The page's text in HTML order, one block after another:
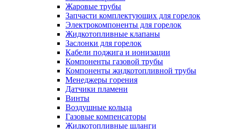
Жаровые трубы
Запчасти комплектующих для горелок
Электрокомпоненты для горелок
Жидкотопливные клапаны
Заслонки для горелок
Кабели поджига и ионизации
Компоненты газовой трубы
Компоненты жидкотопливной трубы
Менеджеры горения
Датчики пламени
Винты
Воздушные кольца
Газовые компенсаторы
Жидкотопливные шланги